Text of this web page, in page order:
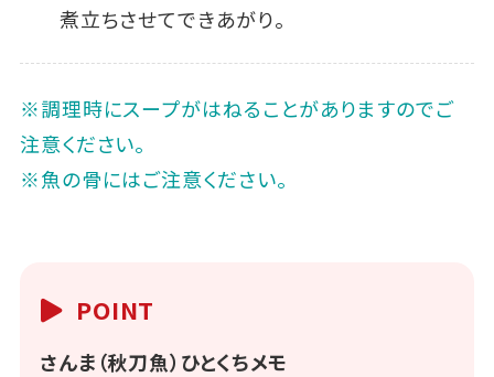
煮立ちさせてできあがり。
※調理時にスープがはねることがありますのでご
注意ください。
※魚の骨にはご注意ください。
POINT
さんま（秋刀魚）ひとくちメモ